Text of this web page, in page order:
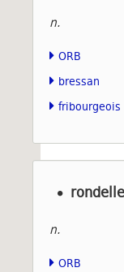
n.
ORB
bressan
fribourgeois
rondelle
n.
ORB